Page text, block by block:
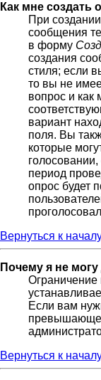
Как мне создать
При
сообщения
в форму
создания
стиля; если
то вы не
вопрос и как
вариант
поля. Вы
которые
период
опрос будет
Вернуться к
Почему я не
Ограничение
Если вам
Вернуться к